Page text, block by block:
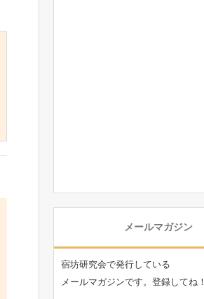
メールマガジン
宿坊研究会で発行している
メールマガジンです。登録してね！